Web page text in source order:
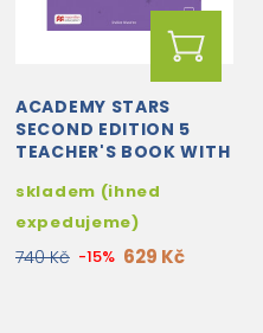
ACADEMY STARS
SECOND EDITION 5
TEACHER'S BOOK WITH
skladem (ihned
expedujeme)
740 Kč -15% 629 Kč